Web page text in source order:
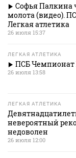
Софья Палкина
молота (видео).
Легкая атлетика
26 июля 15:37
ЛЕГКАЯ АТЛЕТИКА
ПСБ Чемпионат
26 июля 13:58
ЛЕГКАЯ АТЛЕТИКА
невероятный
недоволен
26 июля 12:00